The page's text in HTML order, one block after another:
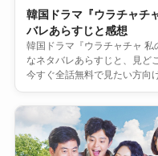
韓国ドラマ『ウラチャチ
バレあらすじと感想
韓国ドラマ『ウラチャチャ
なネタバレあらすじと、見ど
今すぐ全話無料で見たい方向